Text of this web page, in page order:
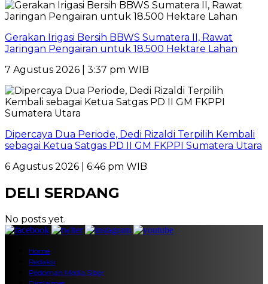
Gerakan Irigasi Bersih BBWS Sumatera II, Rawat
Jaringan Pengairan untuk 18.500 Hektare Lahan
7 Agustus 2026 | 3:37 pm WIB
Dipercaya Dua Periode, Dedi Rizaldi Terpilih Kembali
sebagai Ketua Satgas PD II GM FKPPI Sumatera Utara
6 Agustus 2026 | 6:46 pm WIB
DELI SERDANG
No posts yet.
Home
Redaksi
Pedoman Media Siber